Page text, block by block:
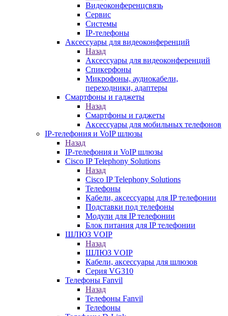
Видеоконференцсвязь
Сервис
Системы
IP-телефоны
Аксессуары для видеоконференций
Назад
Аксессуары для видеоконференций
Спикерфоны
Микрофоны, аудиокабели,
переходники, адаптеры
Смартфоны и гаджеты
Назад
Смартфоны и гаджеты
Аксессуары для мобильных телефонов
IP-телефония и VoIP шлюзы
Назад
IP-телефония и VoIP шлюзы
Cisco IP Telephony Solutions
Назад
Cisco IP Telephony Solutions
Телефоны
Кабели, аксессуары для IP телефонии
Подставки под телефоны
Модули для IP телефонии
Блок питания для IP телефонии
ШЛЮЗ VOIP
Назад
ШЛЮЗ VOIP
Кабели, аксессуары для шлюзов
Серия VG310
Телефоны Fanvil
Назад
Телефоны Fanvil
Телефоны